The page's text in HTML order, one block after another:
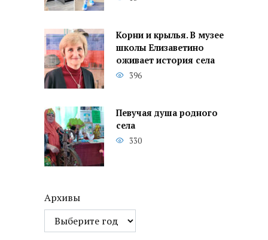
Корни и крылья. В музее
школы Елизаветино
оживает история села
396
Певучая душа родного
села
330
Архивы